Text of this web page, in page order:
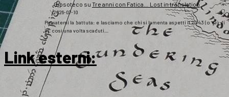
Gipsoteco su Tre anni con Fatica… Lost in translation
2026-07-10
Passatemi la battuta: e lasciamo che chi si lamenta aspetti il 2043 (o giù di
lì), così una volta scaduti…
Link esterni: